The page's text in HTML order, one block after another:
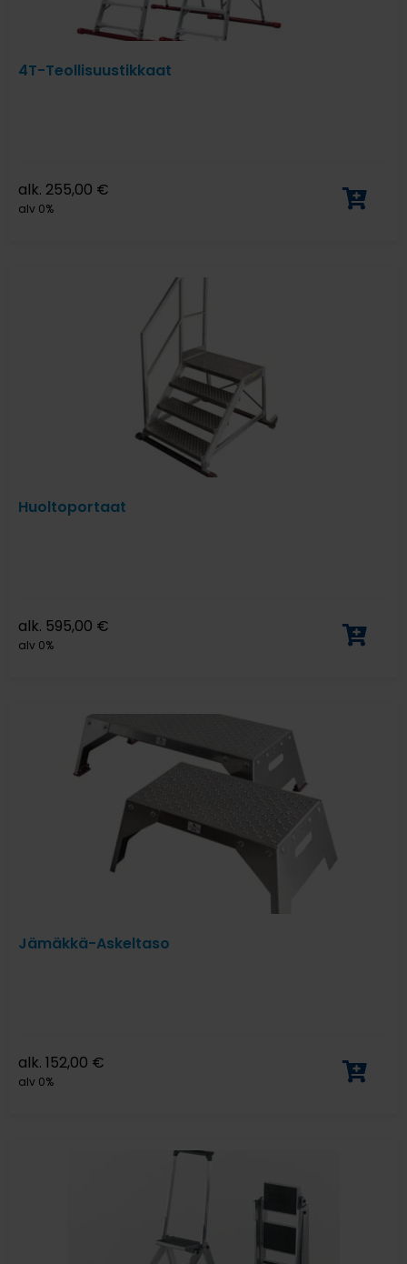
4T-Teollisuustikkaat
alk. 255,00 €
alv 0%
Huoltoportaat
alk. 595,00 €
alv 0%
Jämäkkä-Askeltaso
alk. 152,00 €
alv 0%